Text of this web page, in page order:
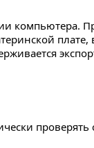
компьютера.
плате,
проверять